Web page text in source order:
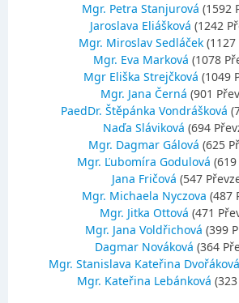
Mgr. Petra Stanjurová (1592
Jaroslava Eliášková (1242
Mgr. Miroslav Sedláček
Mgr. Eva Marková (1078
Mgr Eliška Strejčková (1049
Mgr. Jana Černá (901
PaedDr. Štěpánka Vondrášková
Naďa Sláviková (694
Mgr. Dagmar Gálová (625
Mgr. Ľubomíra Godulová
Jana Fričová (547
Mgr. Michaela Nyczova (487
Mgr. Jitka Ottová (471
Mgr. Jana Voldřichová (399
Dagmar Nováková (364
Mgr. Stanislava Kateřina Dvořáková
Mgr. Kateřina Lebánková